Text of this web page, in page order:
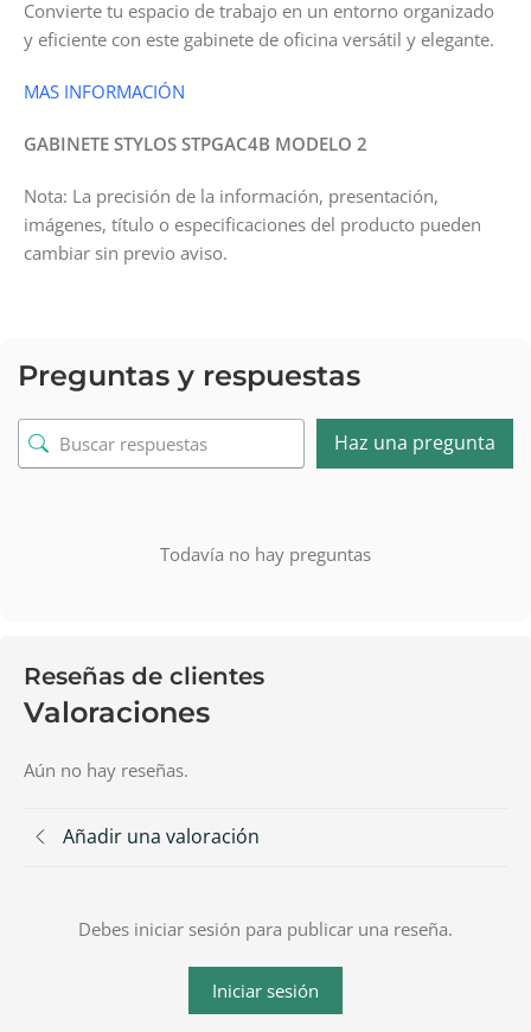
Convierte tu espacio de trabajo en un entorno organizado
y eficiente con este gabinete de oficina versátil y elegante.
MAS INFORMACIÓN
GABINETE STYLOS STPGAC4B MODELO 2
Nota: La precisión de la información, presentación,
imágenes, título o especificaciones del producto pueden
cambiar sin previo aviso.
Preguntas y respuestas
Haz una pregunta
Todavía no hay preguntas
Reseñas de clientes
Valoraciones
Aún no hay reseñas.
Añadir una valoración
Debes iniciar sesión para publicar una reseña.
Iniciar sesión